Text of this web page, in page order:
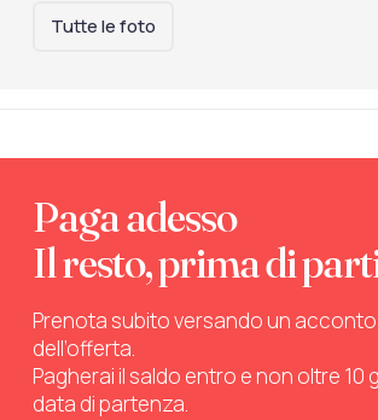
Tutte le foto
Paga adesso
Il resto, prima di
Prenota subito versando un
dell’offerta.
Pagherai il saldo entro e non oltre 10
data di partenza.